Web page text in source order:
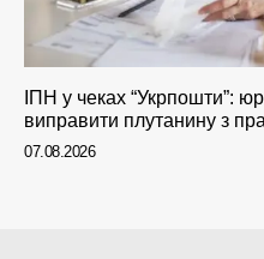
ІПН у чеках “Укрпошти”:
виправити плутанину з
07.08.2026